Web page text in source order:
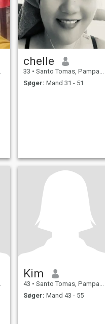
chelle
33 • Santo Tomas, Pampanga, Filippinerne
Søger: Mand 31 - 51
Kim
43 • Santo Tomas, Pampanga, Filippinerne
Søger: Mand 43 - 55